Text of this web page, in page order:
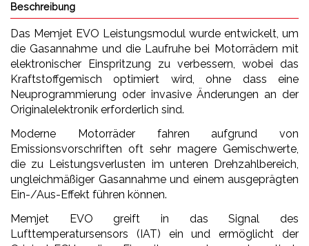
Beschreibung
Das Memjet EVO Leistungsmodul wurde entwickelt, um
die Gasannahme und die Laufruhe bei Motorrädern mit
elektronischer Einspritzung zu verbessern, wobei das
Kraftstoffgemisch optimiert wird, ohne dass eine
Neuprogrammierung oder invasive Änderungen an der
Originalelektronik erforderlich sind.
Moderne Motorräder fahren aufgrund von
Emissionsvorschriften oft sehr magere Gemischwerte,
die zu Leistungsverlusten im unteren Drehzahlbereich,
ungleichmäßiger Gasannahme und einem ausgeprägten
Ein-/Aus-Effekt führen können.
Memjet EVO greift in das Signal des
Lufttemperatursensors (IAT) ein und ermöglicht der